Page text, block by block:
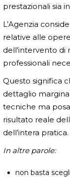
prestazionali sia
L’Agenzia
relative alle
dell’intervento di
professionali
Questo significa
dettaglio
tecniche ma
risultato reale
dell’intera pratica.
In altre parole:
non basta